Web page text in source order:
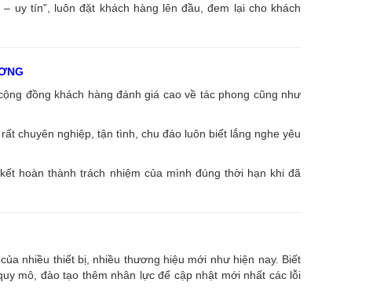
uy tín”, luôn đặt khách hàng lên đầu, đem lại cho khách
đồng khách hàng đánh giá cao về tác phong cũng như
chuyên nghiệp, tận tình, chu đáo luôn biết lắng nghe yêu
hoàn thành trách nhiệm của mình đúng thời hạn khi đã
nhiều thiết bị, nhiều thương hiệu mới như hiện nay. Biết
mô, đào tạo thêm nhân lực để cập nhật mới nhất các lỗi